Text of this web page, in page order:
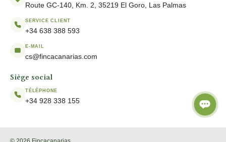
Route GC-140, Km. 2, 35219 El Goro, Las Palmas
SERVICE CLIENT
+34 638 388 593
E-MAIL
cs@fincacanarias.com
Siège social
TÉLÉPHONE
+34 928 338 155